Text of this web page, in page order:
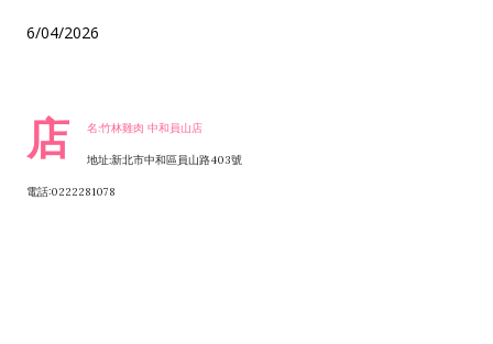
6/04/2026
店 名:竹林雞肉 中和員山店
地址:新北市中和區員山路403號
電話:0222281078